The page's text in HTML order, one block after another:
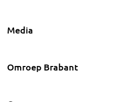
Media
Omroep Brabant